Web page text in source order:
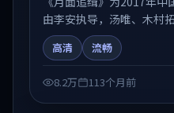
由李安执导，汤唯、木村
弧光与节奏推进中展开，
合关注国产在线观看、热
高清 流畅
8.2万 113个月前